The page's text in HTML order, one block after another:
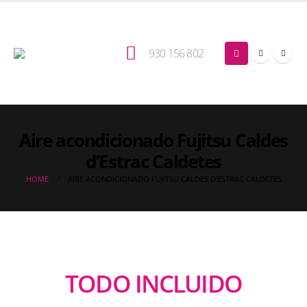
930 156 802
HOME
TODO INCLUIDO